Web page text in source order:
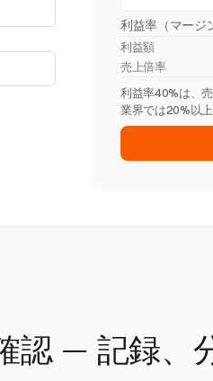
利益率（マージ
利益額
売上倍率
利益率40%は、
業界では20%以
認 — 記録、